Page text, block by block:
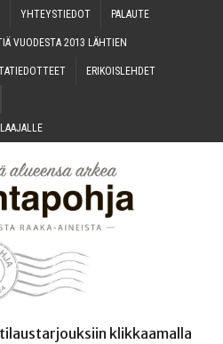
YHTEYS­TIE­DOT PALAU­TE
VUO­DES­TA 2013 LÄHTIEN
ERI­KOIS­LEH­DET
klikkaamalla